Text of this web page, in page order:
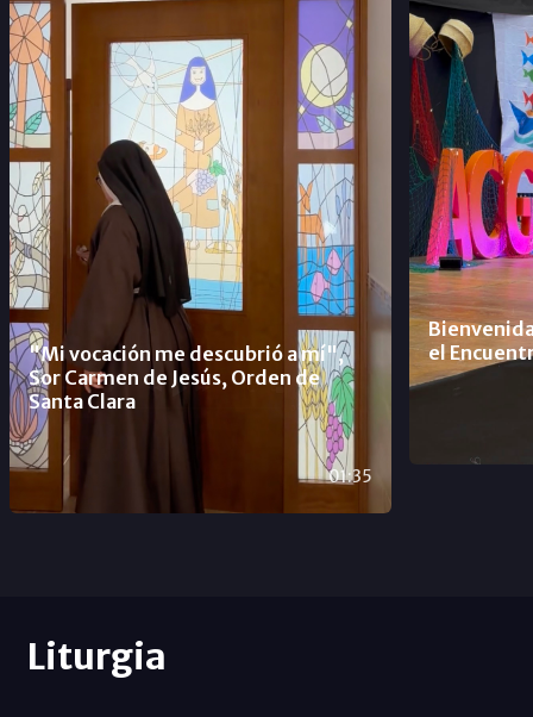
"Mi vocación me descubrió a mí",
Sor Carmen de Jesús, Orden de
Santa Clara
01:35
el
Liturgia